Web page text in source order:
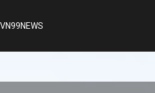
VN99NEWS